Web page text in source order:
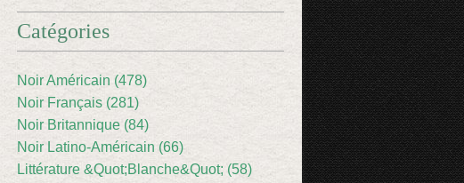
Catégories
Noir Américain (478)
Noir Français (281)
Noir Britannique (84)
Noir Latino-Américain (66)
Littérature &Quot;Blanche&Quot; (58)